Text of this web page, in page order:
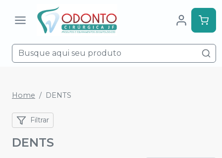
Home DENTS
Filtrar
DENTS